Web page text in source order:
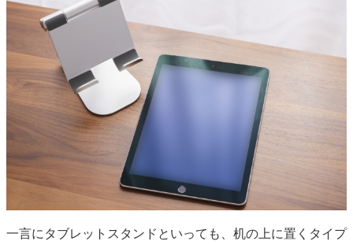
一言にタブレットスタンドといっても、机の上に置くタイプ